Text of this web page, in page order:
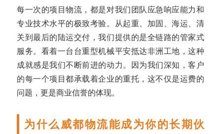
每一次的项目物流，都是对我们团队应急响应能力和
专业技术水平的极致考验。从起重、加固、海运、清
关到最后的陆运交付，我们提供的是全链路的管家式
服务。看着一台台重型机械平安抵达非洲工地，这种
成就感是我们不断前进的动力。因为我们深知，客户
的每一个项目都承载着企业的重托，这不仅是运费的
问题，更是商业信誉的体现。
为什么威都物流能成为你的长期伙